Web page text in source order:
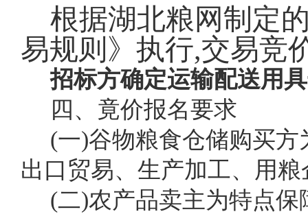
根据湖北粮网制定
易规则》执行,交易竞
招标方确定运输配送用
四、竟价报名要求
(一)谷物粮食仓储购买
出口贸易、生产加工、用
(二)农产品卖主为特点